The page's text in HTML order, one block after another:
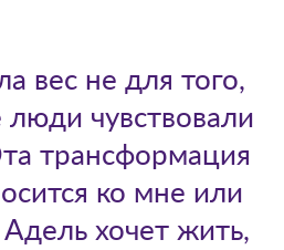
вес не для того,
люди чувствовали
трансформация
ко мне или
Адель хочет жить,